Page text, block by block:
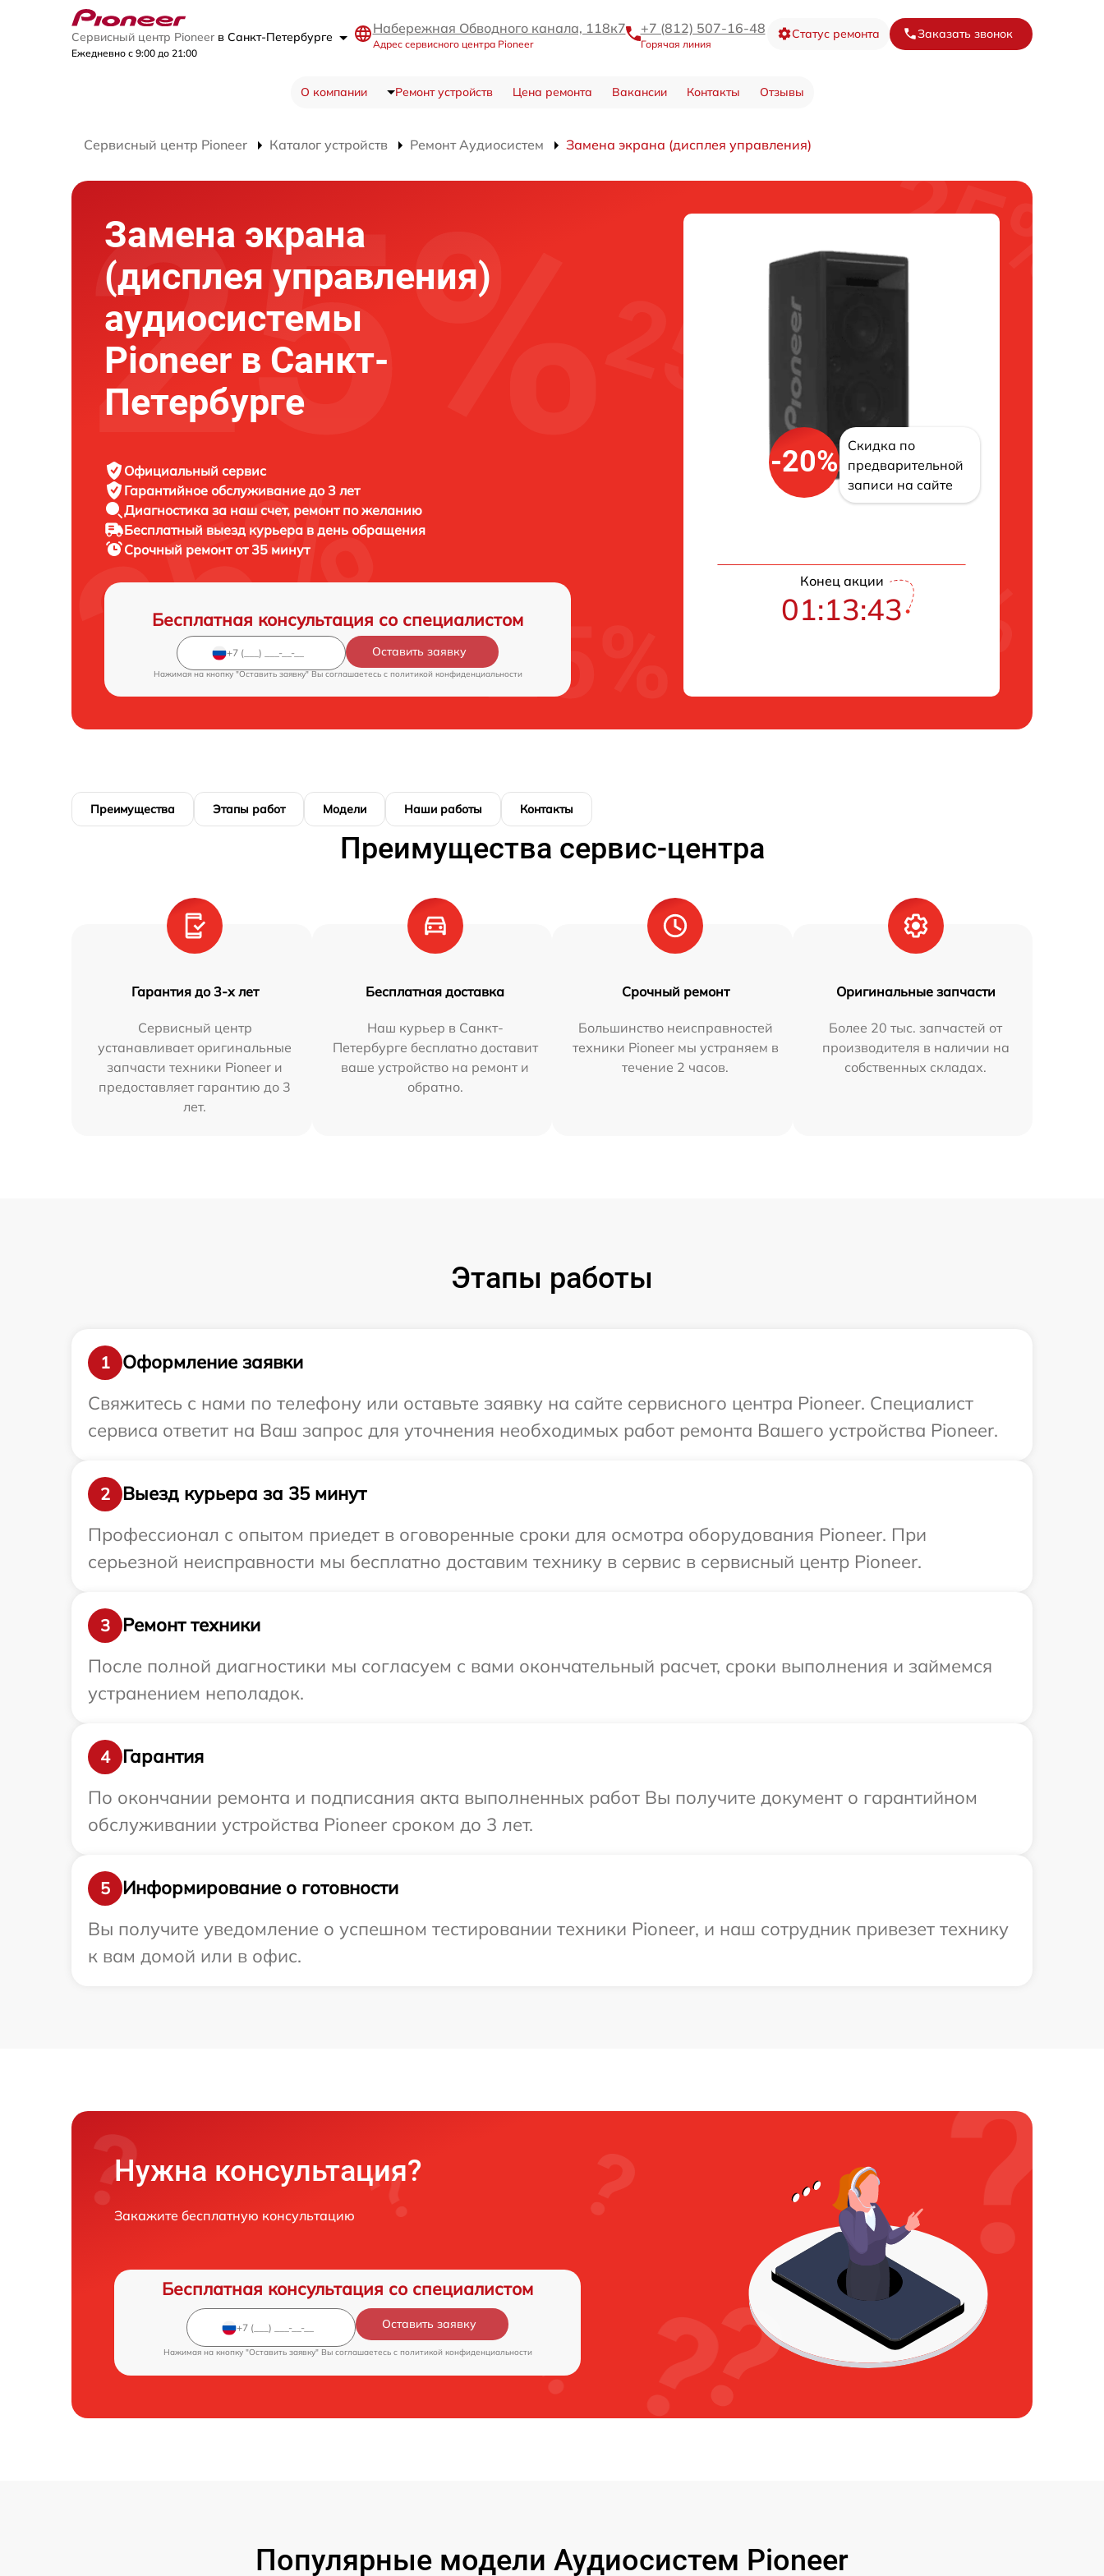
Сервисный центр Pioneer в Санкт-Петербурге
Ежедневно с 9:00 до 21:00
Набережная Обводного канала, 118к7
Адрес сервисного центра Pioneer
+7 (812) 507-16-48
Горячая линия
Статус ремонта Заказать звонок
О компании Ремонт устройств Цена ремонта Вакансии Контакты Отзывы
Сервисный центр Pioneer Каталог устройств Ремонт Аудиосистем Замена экрана (дисплея управления)
Замена экрана
(дисплея управления)
аудиосистемы
Pioneer в Санкт-
Петербурге
Официальный сервис
Гарантийное обслуживание до 3 лет
Диагностика за наш счет, ремонт по желанию
Бесплатный выезд курьера в день обращения
Срочный ремонтот 35 минут
Бесплатная консультация со специалистом
Оставить заявку
Нажимая на кнопку "Оставить заявку" Вы соглашаетесь c политикой конфиденциальности
-20%
Скидка по
предварительной
записи на сайте
Конец акции
01:13:43
Преимущества Этапы работ Модели Наши работы Контакты
Преимущества сервис-центра
Гарантия до 3-х лет
Сервисный центр
устанавливает оригинальные
запчасти техники Pioneer и
предоставляет гарантию до 3
лет.
Бесплатная доставка
Наш курьер в Санкт-
Петербурге бесплатно доставит
ваше устройство на ремонт и
обратно.
Срочный ремонт
Большинство неисправностей
техники Pioneer мы устраняем в
течение 2 часов.
Оригинальные запчасти
Более 20 тыс. запчастей от
производителя в наличии на
собственных складах.
Этапы работы
1
Оформление заявки
Свяжитесь с нами по телефону или оставьте заявку на сайте сервисного центра Pioneer. Специалист
сервиса ответит на Ваш запрос для уточнения необходимых работ ремонта Вашего устройства Pioneer.
2
Выезд курьера за 35 минут
Профессионал с опытом приедет в оговоренные сроки для осмотра оборудования Pioneer. При
серьезной неисправности мы бесплатно доставим технику в сервис в сервисный центр Pioneer.
3
Ремонт техники
После полной диагностики мы согласуем с вами окончательный расчет, сроки выполнения и займемся
устранением неполадок.
4
Гарантия
По окончании ремонта и подписания акта выполненных работ Вы получите документ о гарантийном
обслуживании устройства Pioneer сроком до 3 лет.
5
Информирование о готовности
Вы получите уведомление о успешном тестировании техники Pioneer, и наш сотрудник привезет технику
к вам домой или в офис.
Нужна консультация?
Закажите бесплатную консультацию
Бесплатная консультация со специалистом
Оставить заявку
Нажимая на кнопку "Оставить заявку" Вы соглашаетесь c политикой конфиденциальности
Популярные модели Аудиосистем Pioneer